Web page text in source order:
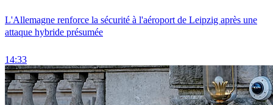
L'Allemagne renforce la sécurité à l'aéroport de Leipzig après une
attaque hybride présumée
14:33